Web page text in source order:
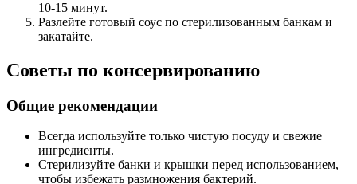
10-15 минут.
Разлейте готовый соус по стерилизованным банкам и
закатайте.
Советы по консервированию
Общие рекомендации
Всегда используйте только чистую посуду и свежие
ингредиенты.
Стерилизуйте банки и крышки перед использованием,
чтобы избежать размножения бактерий.